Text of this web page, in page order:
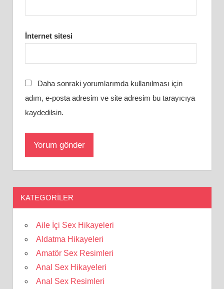
İnternet sitesi
Daha sonraki yorumlarımda kullanılması için
adım, e-posta adresim ve site adresim bu tarayıcıya
kaydedilsin.
KATEGORILER
Aile İçi Sex Hikayeleri
Aldatma Hikayeleri
Amatör Sex Resimleri
Anal Sex Hikayeleri
Anal Sex Resimleri